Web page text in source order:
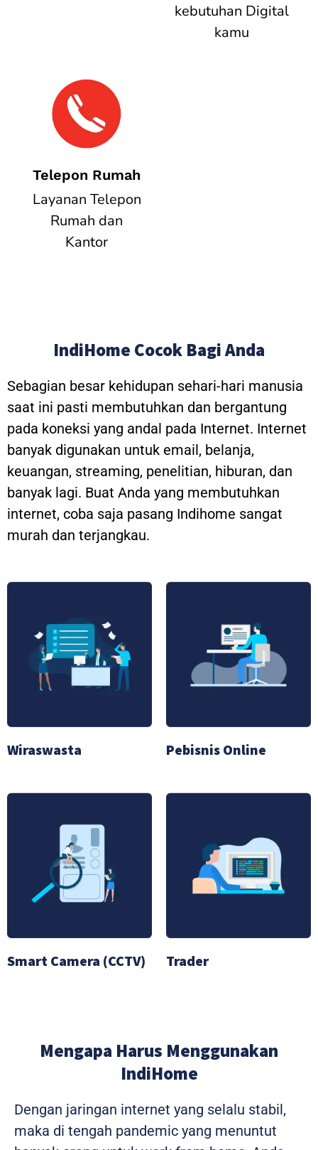
kebutuhan Digital
kamu
Telepon Rumah
Layanan Telepon
Rumah dan
Kantor
IndiHome Cocok Bagi Anda
Sebagian besar kehidupan sehari-hari manusia
saat ini pasti membutuhkan dan bergantung
pada koneksi yang andal pada Internet. Internet
banyak digunakan untuk email, belanja,
keuangan, streaming, penelitian, hiburan, dan
banyak lagi. Buat Anda yang membutuhkan
internet, coba saja pasang Indihome sangat
murah dan terjangkau.
Wiraswasta Pebisnis Online
Smart Camera (CCTV) Trader
Mengapa Harus Menggunakan
IndiHome
Dengan jaringan internet yang selalu stabil,
maka di tengah pandemic yang menuntut